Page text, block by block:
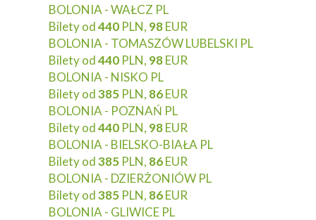
BOLONIA - WAŁCZ PL
Bilety od440 PLN, 98EUR
BOLONIA - TOMASZÓW LUBELSKI PL
Bilety od440 PLN, 98EUR
BOLONIA - NISKO PL
Bilety od385 PLN, 86EUR
BOLONIA - POZNAŃ PL
Bilety od440 PLN, 98EUR
BOLONIA - BIELSKO-BIAŁA PL
Bilety od385 PLN, 86EUR
BOLONIA - DZIERŻONIÓW PL
Bilety od385 PLN, 86EUR
BOLONIA - GLIWICE PL